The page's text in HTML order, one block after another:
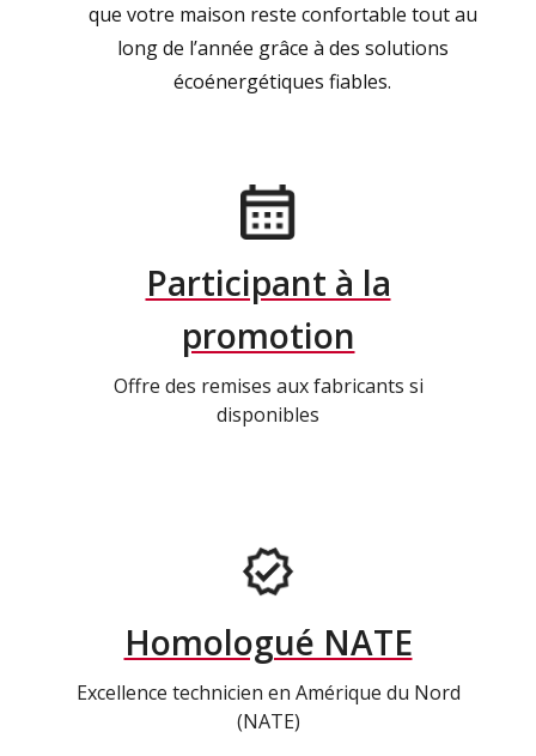
que votre maison reste confortable tout au
long de l’année grâce à des solutions
écoénergétiques fiables.
Participant à la
promotion
Offre des remises aux fabricants si
disponibles
Homologué NATE
Excellence technicien en Amérique du Nord
(NATE)